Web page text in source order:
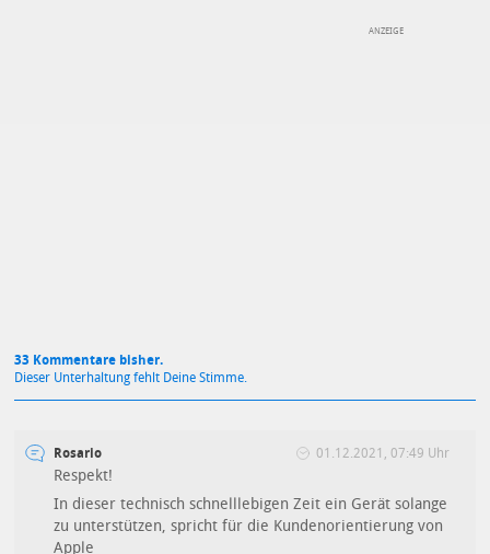
33 Kommentare bisher.
Dieser Unterhaltung fehlt Deine Stimme.
Rosario 01.12.2021, 07:49 Uhr
Respekt!
In dieser technisch schnelllebigen Zeit ein Gerät solange
zu unterstützen, spricht für die Kundenorientierung von
Apple